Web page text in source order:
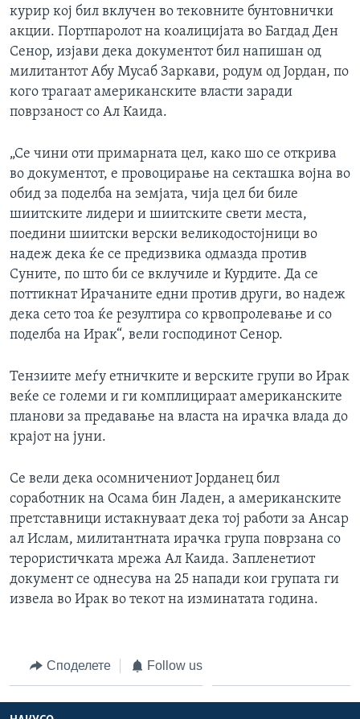
ИНТЕРВЈУА
Јазици
курир кој бил вклучен во тековните бунтовнички
акции. Портпаролот на коалицијата во Багдад Ден
Сенор, изјави дека документот бил напишан од
милитантот Абу Мусаб Заркави, родум од Јордан, по
кого трагаат американските власти заради
поврзаност со Ал Каида.
„Се чини оти примарната цел, како шо се открива
во документот, е провоцирање на секташка војна во
обид за поделба на земјата, чија цел би биле
шиитските лидери и шиитските свети места,
поедини шиитски верски великодостојници во
надеж дека ќе се предизвика одмазда против
Суните, по што би се вклучиле и Курдите. Да се
поттикнат Ирачаните едни против други, во надеж
дека сето тоа ќе резултира со крвопролевање и со
поделба на Ирак“, вели господинот Сенор.
Тензиите меѓу етничките и верските групи во Ирак
веќе се големи и ги комплицираат американските
планови за предавање на власта на ирачка влада до
крајот на јуни.
Се вели дека осомничениот Јорданец бил
соработник на Осама бин Ладен, а американските
претставници истакнуваат дека тој работи за Ансар
ал Ислам, милитантната ирачка група поврзана со
терористичката мрежа Ал Каида. Запленетиот
документ се однесува на 25 напади кои групата ги
извела во Ирак во текот на изминатата година.
Споделете Follow us